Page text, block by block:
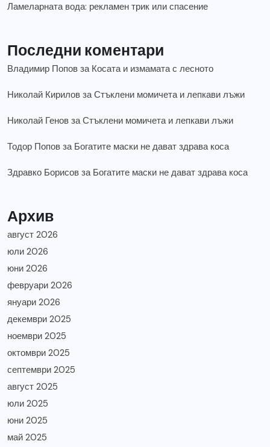
Ламеларната вода: рекламен трик или спасение
Последни коментари
Владимир Попов за Косата и измамата с лесното
Николай Кирилов заСтъклени момичета и лепкави лъжи
Николай Генов заСтъклени момичета и лепкави лъжи
Тодор Попов за Богатите маски не дават здрава коса
Здравко Борисов за Богатите маски не дават здрава коса
Архив
август 2026
юли 2026
юни 2026
февруари 2026
януари 2026
декември 2025
ноември 2025
октомври 2025
септември 2025
август 2025
юли 2025
юни 2025
май 2025